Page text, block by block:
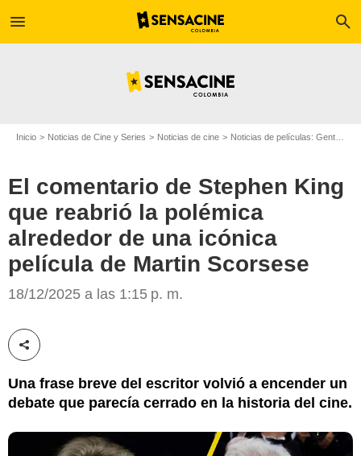
menu search
Inicio Noticias de Cine y Series Noticias de cine Noticias de películas: Gente
El comentario de Stephen King
que reabrió la polémica
alrededor de una icónica
película de Martin Scorsese
18/12/2025 a las 1:15 p. m.
Compartir esta noticia
Una frase breve del escritor volvió a encender un
debate que parecía cerrado en la historia del cine.
SensaCine Colombia